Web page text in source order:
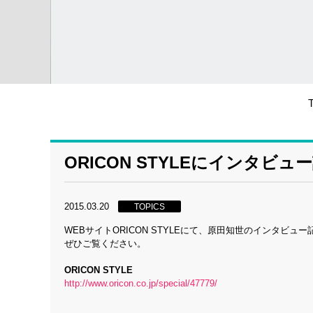
ORICON STYLEにインタビュー
2015.03.20 TOPICS
WEBサイトORICON STYLEにて、原田知世のインタビュー
ぜひご覧ください。
ORICON STYLE
http://www.oricon.co.jp/special/47779/